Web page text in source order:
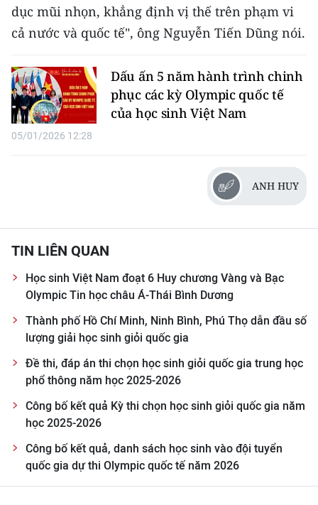
dục mũi nhọn, khẳng định vị thế trên phạm vi
cả nước và quốc tế", ông Nguyễn Tiến Dũng nói.
Dấu ấn 5 năm hành trình chinh
phục các kỳ Olympic quốc tế
của học sinh Việt Nam
05/01/2026 12:28
ANH HUY
TIN LIÊN QUAN
Học sinh Việt Nam đoạt 6 Huy chương Vàng và Bạc
Olympic Tin học châu Á-Thái Bình Dương
Thành phố Hồ Chí Minh, Ninh Bình, Phú Thọ dẫn đầu số
lượng giải học sinh giỏi quốc gia
Đề thi, đáp án thi chọn học sinh giỏi quốc gia trung học
phổ thông năm học 2025-2026
Công bố kết quả Kỳ thi chọn học sinh giỏi quốc gia năm
học 2025-2026
Công bố kết quả, danh sách học sinh vào đội tuyển
quốc gia dự thi Olympic quốc tế năm 2026